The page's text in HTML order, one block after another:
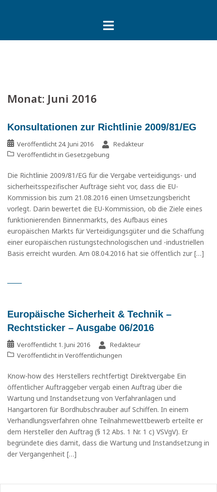
Monat: Juni 2016
Konsultationen zur Richtlinie 2009/81/EG
Veröffentlicht 24. Juni 2016
Redakteur
Veröffentlicht in Gesetzgebung
Die Richtlinie 2009/81/EG für die Vergabe verteidigungs- und
sicherheitsspezifischer Aufträge sieht vor, dass die EU-
Kommission bis zum 21.08.2016 einen Umsetzungsbericht
vorlegt. Darin bewertet die EU-Kommission, ob die Ziele eines
funktionierenden Binnenmarkts, des Aufbaus eines
europäischen Markts für Verteidigungsgüter und die Schaffung
einer europäischen rüstungstechnologischen und -industriellen
Basis erreicht wurden. Am 08.04.2016 hat sie öffentlich zur […]
Europäische Sicherheit & Technik –
Rechtsticker – Ausgabe 06/2016
Veröffentlicht 1. Juni 2016
Redakteur
Veröffentlicht in Veröffentlichungen
Know-how des Herstellers rechtfertigt Direktvergabe Ein
öffentlicher Auftraggeber vergab einen Auftrag über die
Wartung und Instandsetzung von Verfahranlagen und
Hangartoren für Bordhubschrauber auf Schiffen. In einem
Verhandlungsverfahren ohne Teilnahmewettbewerb erteilte er
dem Hersteller den Auftrag (§ 12 Abs. 1 Nr. 1 c) VSVgV). Er
begründete dies damit, dass die Wartung und Instandsetzung in
der Vergangenheit […]